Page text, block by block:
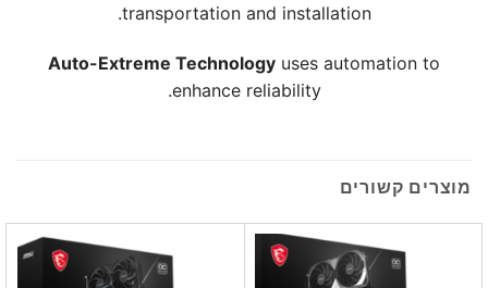
transportation and installation.
Auto-Extreme Technology uses automation to
enhance reliability.
מוצרים קשורים